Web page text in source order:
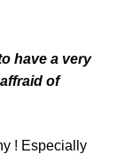
have a very
of
! Especially